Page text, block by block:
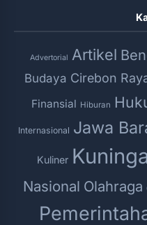
Advertorial Artikel
Budaya Cirebon
Finansial Hiburan
Internasional Jawa
Kuliner
Nasional Olahraga